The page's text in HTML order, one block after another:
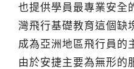
也提供學員最專業安全
灣飛行基礎教育這個缺
成為亞洲地區飛行員的
由於安捷主要為無形的